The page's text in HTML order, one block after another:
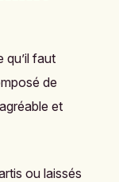
qu’il faut
de
et
ou laissés